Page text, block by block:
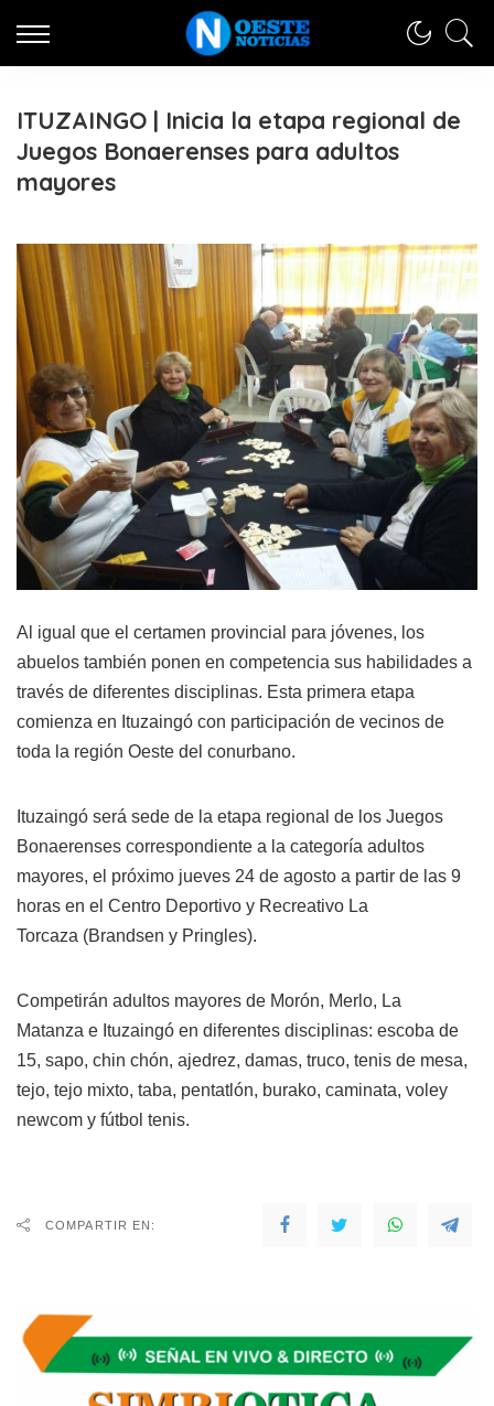
ITUZAINGO | Inicia la etapa regional de
Juegos Bonaerenses para adultos
mayores
Al igual que el certamen provincial para jóvenes, los
abuelos también ponen en competencia sus habilidades a
través de diferentes disciplinas. Esta primera etapa
comienza en Ituzaingó con participación de vecinos de
toda la región Oeste del conurbano.
Ituzaingó será sede de la etapa regional de los Juegos
Bonaerenses correspondiente a la categoría adultos
mayores, el próximo jueves 24 de agosto a partir de las 9
horas en el Centro Deportivo y Recreativo La
Torcaza (Brandsen y Pringles).
Competirán adultos mayores de Morón, Merlo, La
Matanza e Ituzaingó en diferentes disciplinas: escoba de
15, sapo, chin chón, ajedrez, damas, truco, tenis de mesa,
tejo, tejo mixto, taba, pentatlón, burako, caminata, voley
newcom y fútbol tenis.
COMPARTIR EN: